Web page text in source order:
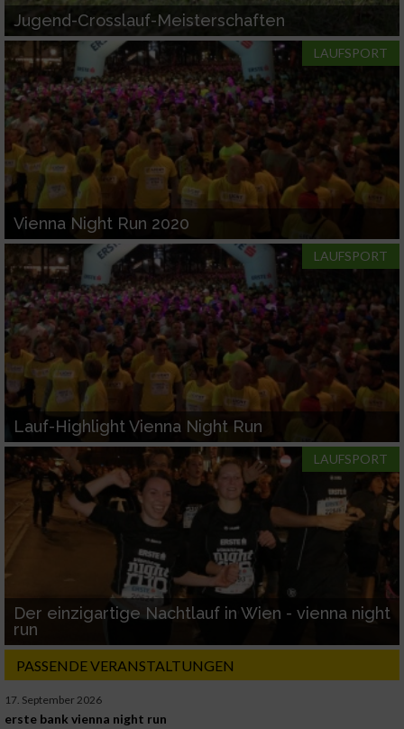
Jugend-Crosslauf-Meisterschaften
LAUFSPORT
Vienna Night Run 2020
LAUFSPORT
Lauf-Highlight Vienna Night Run
LAUFSPORT
Der einzigartige Nachtlauf in Wien - vienna night
run
PASSENDE VERANSTALTUNGEN
17. September 2026
erste bank vienna night run